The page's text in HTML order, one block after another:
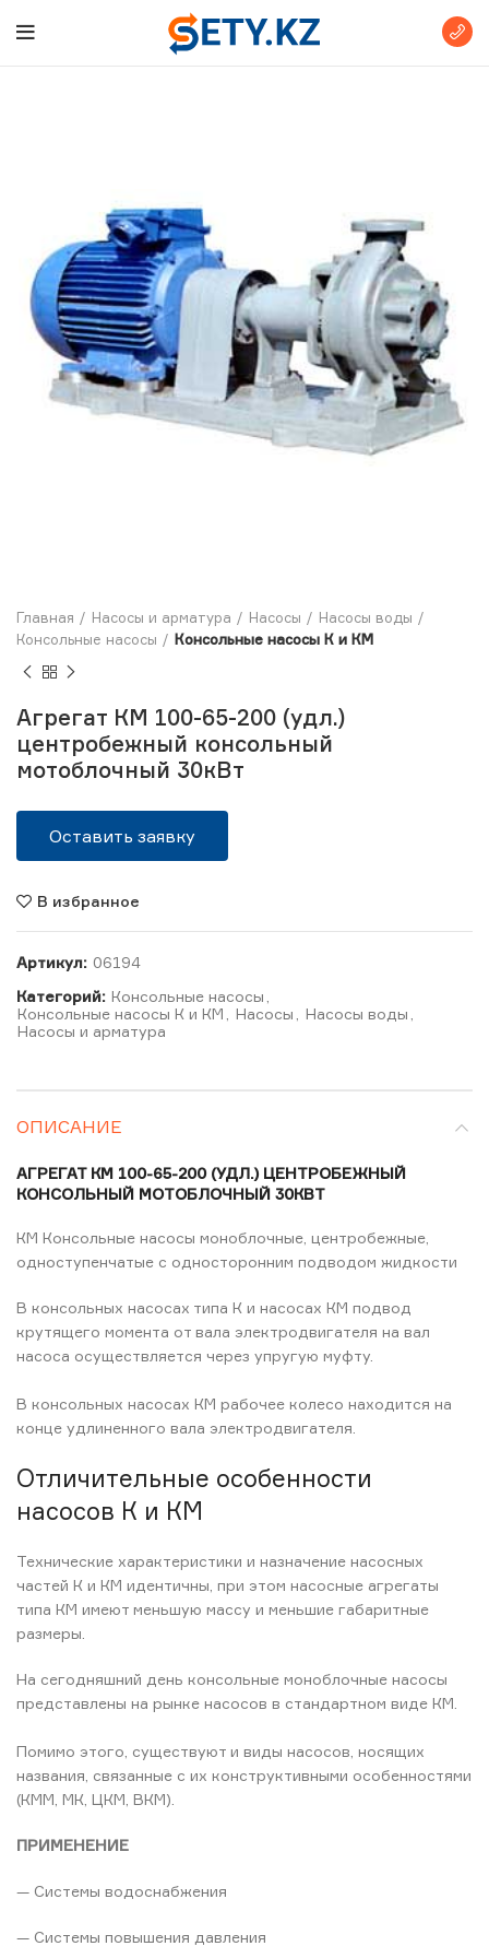
Главная Насосы и арматура Насосы
Насосы воды
Консольные насосы
Консольные насосы К и КМ
Агрегат КМ 100-65-200 (удл.)
центробежный консольный
мотоблочный 30кВт
Оставить заявку
В избранное
Артикул: 06194
Категорий: Консольные насосы
Консольные насосы К и КМ
Насосы Насосы воды
Насосы и арматура
ОПИСАНИЕ
АГРЕГАТ КМ 100-65-200 (УДЛ.) ЦЕНТРОБЕЖНЫЙ
КОНСОЛЬНЫЙ МОТОБЛОЧНЫЙ 30КВТ
КМ Консольные насосы моноблочные, центробежные,
одноступенчатые с односторонним подводом жидкости
В консольных насосах типа К и насосах КМ подвод
крутящего момента от вала электродвигателя на вал
насоса осуществляется через упругую муфту.
В консольных насосах КМ рабочее колесо находится на
конце удлиненного вала электродвигателя.
Отличительные особенности
насосов К и КМ
Технические характеристики и назначение насосных
частей К и КМ идентичны, при этом насосные агрегаты
типа КМ имеют меньшую массу и меньшие габаритные
размеры.
На сегодняшний день консольные моноблочные насосы
представлены на рынке насосов в стандартном виде КМ.
Помимо этого, существуют и виды насосов, носящих
названия, связанные с их конструктивными особенностями
(КММ, МК, ЦКМ, ВКМ).
ПРИМЕНЕНИЕ
— Системы водоснабжения
— Системы повышения давления